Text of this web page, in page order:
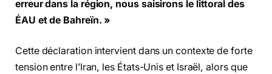
erreur dans la région, nous saisirons le littoral des
ÉAU et de Bahreïn. »
Cette déclaration intervient dans un contexte de forte
tension entre l’Iran, les États-Unis et Israël, alors que